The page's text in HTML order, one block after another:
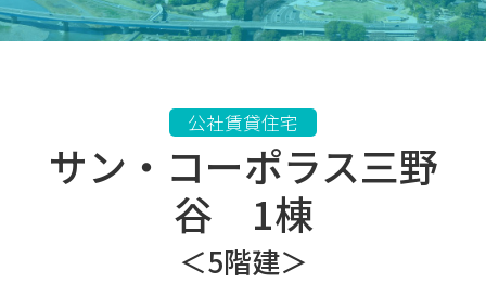
緊急通報システムについて
市営・町営住宅
賃貸店舗・事務所
よくある質問
公社賃貸住宅
サン・コーポラス三野
谷 1棟
＜5階建＞